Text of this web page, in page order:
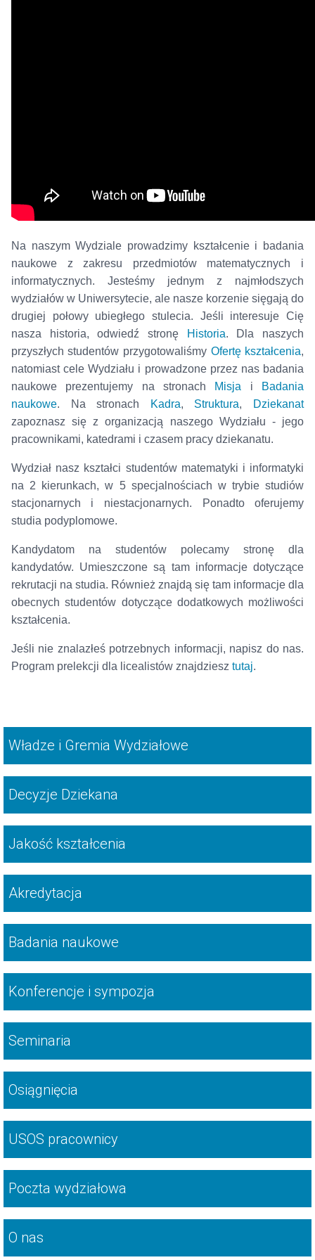
Na naszym Wydziale prowadzimy kształcenie i badania
naukowe z zakresu przedmiotów matematycznych i
informatycznych. Jesteśmy jednym z najmłodszych
wydziałów w Uniwersytecie, ale nasze korzenie sięgają do
drugiej połowy ubiegłego stulecia. Jeśli interesuje Cię
nasza historia, odwiedź stronę
Historia. Dla naszych
przyszłych studentów przygotowaliśmy Ofertę kształcenia,
natomiast cele Wydziału i prowadzone przez nas badania
naukowe prezentujemy na stronach Misja i
Badania
naukowe. Na stronach Kadra, Struktura,
Dziekanat
zapoznasz się z organizacją naszego Wydziału - jego
pracownikami, katedrami i czasem pracy dziekanatu.
Wydział nasz kształci studentów matematyki i informatyki
na 2 kierunkach, w 5 specjalnościach w trybie studiów
stacjonarnych i niestacjonarnych. Ponadto oferujemy
studia podyplomowe.
Kandydatom na studentów polecamy stronę dla
kandydatów. Umieszczone są tam informacje dotyczące
rekrutacji na studia. Również znajdą się tam informacje dla
obecnych studentów dotyczące dodatkowych możliwości
kształcenia.
Jeśli nie znalazłeś potrzebnych informacji, napisz do nas.
Program prelekcji dla licealistów znajdziesz tutaj.
Władze i Gremia Wydziałowe
Decyzje Dziekana
Jakość kształcenia
Akredytacja
Badania naukowe
Konferencje i sympozja
Seminaria
Osiągnięcia
USOS pracownicy
Poczta wydziałowa
O nas